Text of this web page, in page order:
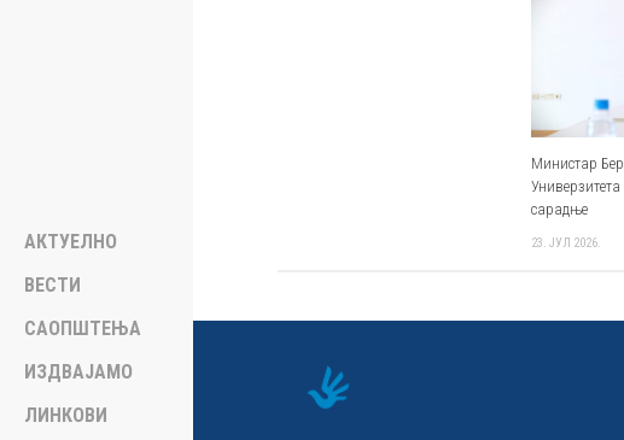
Министар
сарадње
23. ЈУЛ 2026.
АКТУЕЛНО
ВЕСТИ
САОПШТЕЊА
ИЗДВАЈАМО
ЛИНКОВИ